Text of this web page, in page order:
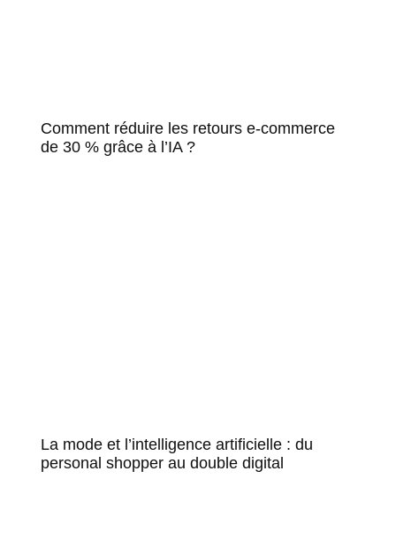
Comment réduire les retours e-commerce
de 30 % grâce à l’IA ?
La mode et l’intelligence artificielle : du
personal shopper au double digital